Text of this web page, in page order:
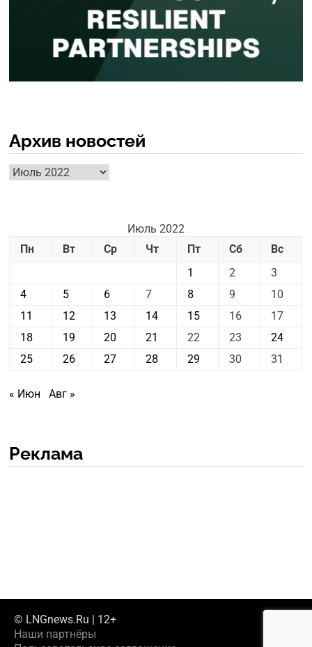
Архив новостей
Архив
новостей
Июль 2022
Пн
Вт Ср Чт Пт Сб
Вс
1
2
3
4
5 6 7 8 9
10
11
12 13 14 15 16
17
18
19 20 21 22 23
24
25
26 27 28 29 30 31
« Июн Авг »
Реклама
© LNGnews.Ru | 12+
Наши партнёры